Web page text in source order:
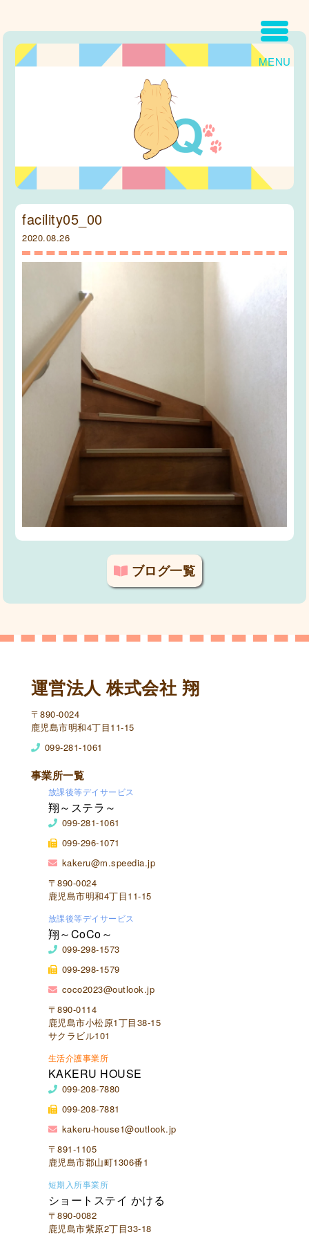
MENU
facility05_00
2020.08.26
ブログ一覧
運営法人 株式会社 翔
〒890-0024
鹿児島市明和4丁目11-15
099-281-1061
事業所一覧
放課後等デイサービス
翔～ステラ～
099-281-1061
099-296-1071
kakeru@m.speedia.jp
〒890-0024
鹿児島市明和4丁目11-15
放課後等デイサービス
翔～CoCo～
099-298-1573
099-298-1579
coco2023@outlook.jp
〒890-0114
鹿児島市小松原1丁目38-15
サクラビル101
生活介護事業所
KAKERU HOUSE
099-208-7880
099-208-7881
kakeru-house1@outlook.jp
〒891-1105
鹿児島市郡山町1306番1
短期入所事業所
ショートステイ かける
〒890-0082
鹿児島市紫原2丁目33-18